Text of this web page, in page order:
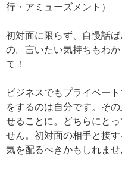
行・アミューズメント）
初対面に限らず、自慢話
の。言いたい気持ちもわ
て！
ビジネスでもプライベー
をするのは自分です。そ
せることに。どちらにと
せん。初対面の相手と接
気を配るべきかもしれませ